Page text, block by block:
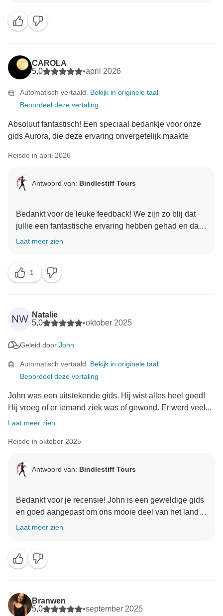
CAROLA
5,0
•april 2026
Automatisch vertaald. Bekijk in originele taal
Beoordeel deze vertaling
Absoluut fantastisch! Een speciaal bedankje voor onze
gids Aurora, die deze ervaring onvergetelijk maakte
Reisde in april 2026
Antwoord van: Bindlestiff Tours
Bedankt voor de leuke feedback! We zijn zo blij dat
jullie een fantastische ervaring hebben gehad en dat
Aurora heeft geholpen om het echt onvergetelijk te
Laat meer zien
1
NW Natalie
5,0
•oktober 2025
Geleid door John
Automatisch vertaald. Bekijk in originele taal
Beoordeel deze vertaling
John was een uitstekende gids. Hij wist alles heel goed!
Hij vroeg of er iemand ziek was of gewond. Er werd veel...
Laat meer zien
Reisde in oktober 2025
Antwoord van: Bindlestiff Tours
Bedankt voor je recensie! John is een geweldige gids
en goed aangepast om ons mooie deel van het land te
Laat meer zien
Branwen
5,0
•september 2025